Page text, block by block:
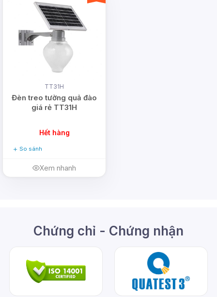
TT31H
Đèn treo tường quả đào
giá rẻ TT31H
Hết hàng
So sánh
Xem nhanh
Chứng chỉ - Chứng nhận